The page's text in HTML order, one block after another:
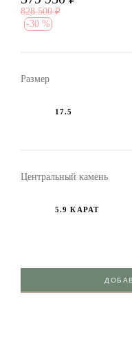
828 500 ₽
-30 %
Размер
17.5
Центральный камень
5.9 КАРАТ